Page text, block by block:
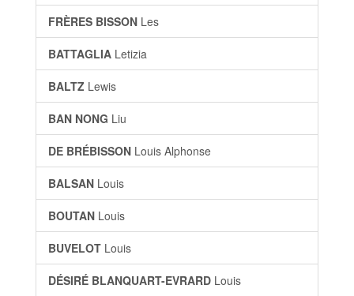
FRÈRES BISSON Les
BATTAGLIA Letizia
BALTZ Lewis
BAN NONG Liu
DE BRÉBISSON Louis Alphonse
BALSAN Louis
BOUTAN Louis
BUVELOT Louis
DÉSIRÉ BLANQUART-EVRARD Louis